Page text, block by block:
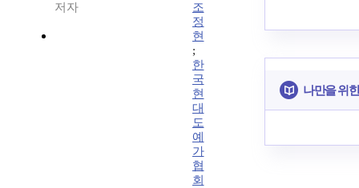
저자
조
정
현
;
한
국
현
대
도
예
가
협
회
나만을 위